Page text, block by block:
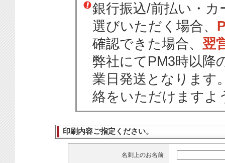
銀行振込/前払い・
選びいただく場合、
確認できた場合、 翌
弊社にてPM3時以降
業日発送となります
絡をいただけますよ
印刷内容ご指定ください。
名刺上のお名前